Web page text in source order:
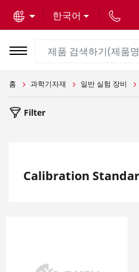
한국어
홈 과학기자재 일반 실험 장비
Filter
Calibration